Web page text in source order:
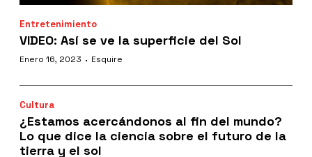
Entretenimiento
VIDEO: Así se ve la superficie del Sol
Enero 16, 2023 · Esquire
Cultura
¿Estamos acercándonos al fin del mundo?
Lo que dice la ciencia sobre el futuro de la
tierra y el sol